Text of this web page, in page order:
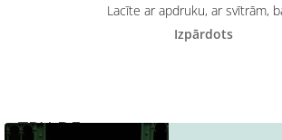
TRU:DE -Latvijā ražots apģērbs un
Lacīte ar apdruku, ar svītrām,
Izpārdots